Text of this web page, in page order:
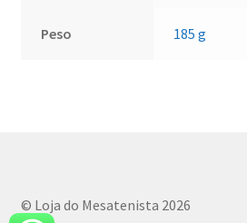
Peso 185 g
© Loja do Mesatenista 2026